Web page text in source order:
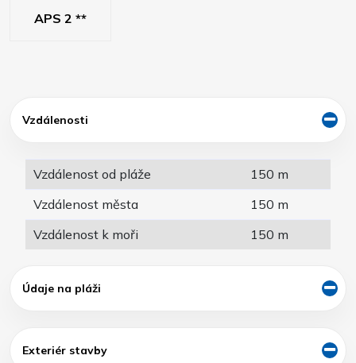
APS 2 **
Vzdálenosti
Vzdálenost od pláže
150 m
Vzdálenost města
150 m
Vzdálenost k moři
150 m
Údaje na pláži
Exteriér stavby